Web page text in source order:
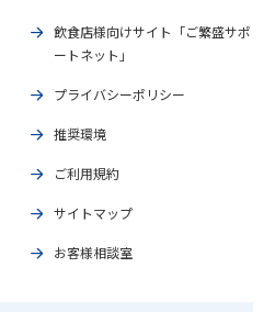
飲食店様向けサイト「ご繁盛サポ
ートネット」
プライバシーポリシー
推奨環境
ご利用規約
サイトマップ
お客様相談室